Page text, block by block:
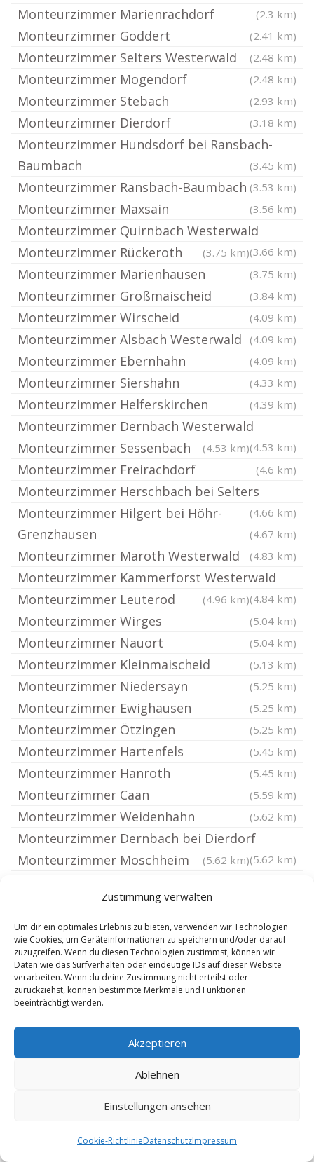
Zustimmung verwalten
Um dir ein optimales Erlebnis zu bieten, verwenden wir Technologien
wie Cookies, um Geräteinformationen zu speichern und/oder darauf
zuzugreifen. Wenn du diesen Technologien zustimmst, können wir
Daten wie das Surfverhalten oder eindeutige IDs auf dieser Website
verarbeiten. Wenn du deine Zustimmung nicht erteilst oder
zurückziehst, können bestimmte Merkmale und Funktionen
beeinträchtigt werden.
Akzeptieren
Ablehnen
Einstellungen ansehen
Cookie-RichtlinieDatenschutzImpressum
Monteurzimmer Marienrachdorf (2.3 km)
Monteurzimmer Goddert (2.41 km)
Monteurzimmer Selters Westerwald (2.48 km)
Monteurzimmer Mogendorf (2.48 km)
Monteurzimmer Stebach (2.93 km)
Monteurzimmer Dierdorf (3.18 km)
Monteurzimmer Hundsdorf bei Ransbach-
Baumbach
(3.45 km)
Monteurzimmer Ransbach-Baumbach (3.53 km)
Monteurzimmer Maxsain (3.56 km)
Monteurzimmer Quirnbach Westerwald
(3.66 km)
Monteurzimmer Rückeroth (3.75 km)
Monteurzimmer Marienhausen (3.75 km)
Monteurzimmer Großmaischeid (3.84 km)
Monteurzimmer Wirscheid (4.09 km)
Monteurzimmer Alsbach Westerwald (4.09 km)
Monteurzimmer Ebernhahn (4.09 km)
Monteurzimmer Siershahn (4.33 km)
Monteurzimmer Helferskirchen (4.39 km)
Monteurzimmer Dernbach Westerwald
(4.53 km)
Monteurzimmer Sessenbach (4.53 km)
Monteurzimmer Freirachdorf (4.6 km)
Monteurzimmer Herschbach bei Selters
(4.66 km)
Monteurzimmer Hilgert bei Höhr-
Grenzhausen
(4.67 km)
Monteurzimmer Maroth Westerwald (4.83 km)
Monteurzimmer Kammerforst Westerwald
(4.84 km)
Monteurzimmer Leuterod (4.96 km)
Monteurzimmer Wirges (5.04 km)
Monteurzimmer Nauort (5.04 km)
Monteurzimmer Kleinmaischeid (5.13 km)
Monteurzimmer Niedersayn (5.25 km)
Monteurzimmer Ewighausen (5.25 km)
Monteurzimmer Ötzingen (5.25 km)
Monteurzimmer Hartenfels (5.45 km)
Monteurzimmer Hanroth (5.45 km)
Monteurzimmer Caan (5.59 km)
Monteurzimmer Weidenhahn (5.62 km)
Monteurzimmer Dernbach bei Dierdorf
(5.62 km)
Monteurzimmer Moschheim (5.62 km)
Monteurzimmer Mündersbach
Monteurzimmer Steinen Westerwald (5.88 km)
Monteurzimmer Thalhausen Kreis Neuwied
(5.97 km)
Monteurzimmer Höhr-Grenzhausen
Monteurzimmer Freilingen
Westerwald
Monteurzimmer Bannberscheid
Monteurzimmer Staudt
Monteurzimmer Niederahr
Monteurzimmer Schenkelberg